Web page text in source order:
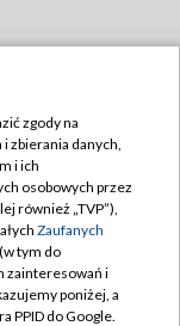
zgody na
zbierania danych,
i ich
osobowych przez
również „TVP”),
Zaufanych
tym do
zainteresowań i
poniżej, a
PPID do Google.